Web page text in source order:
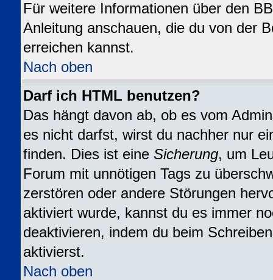
Für weitere Informationen über den
Anleitung anschauen, die du von der
erreichen kannst.
Nach oben
Darf ich HTML benutzen?
Das hängt davon ab, ob es vom
es nicht darfst, wirst du nachher nur
finden. Dies ist eine Sicherung, um
Forum mit unnötigen Tags zu
zerstören oder andere Störungen
aktiviert wurde, kannst du es immer
deaktivieren, indem du beim
aktivierst.
Nach oben